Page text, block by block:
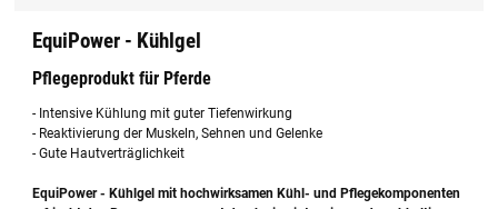
EquiPower - Kühlgel
Pflegeprodukt für Pferde
- Intensive Kühlung mit guter Tiefenwirkung
- Reaktivierung der Muskeln, Sehnen und Gelenke
- Gute Hautverträglichkeit
EquiPower - Kühlgel mit hochwirksamen Kühl- und Pflegekomponenten